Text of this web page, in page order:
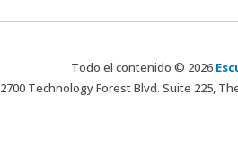
Todo el contenido © 2026
2700 Technology Forest Blvd. Suite 225,